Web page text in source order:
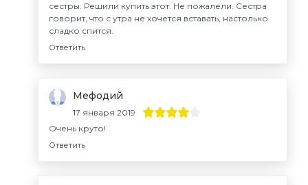
сестры. Решили купить этот. Не пожалели. Сестра
говорит, что с утра не хочется вставать, настолько
сладко спится.
Ответить
Мефодий
17 января 2019
Очень круто!
Ответить